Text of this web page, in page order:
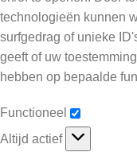
technologieën kunnen
surfgedrag of unieke
geeft of uw
hebben op bepaalde
Functioneel
Altijd actief